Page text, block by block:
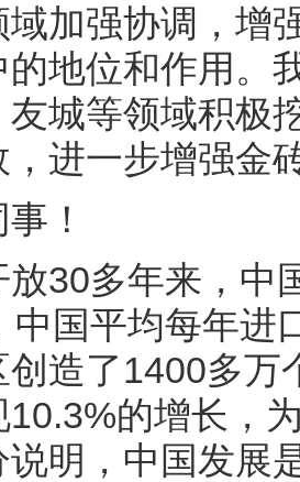
加强协调，增
地位和作用。
友城等领域积极
进一步增强金
！
多年来，中
中国平均每年进
创造了1400多
10.3%的增长，
明，中国发展